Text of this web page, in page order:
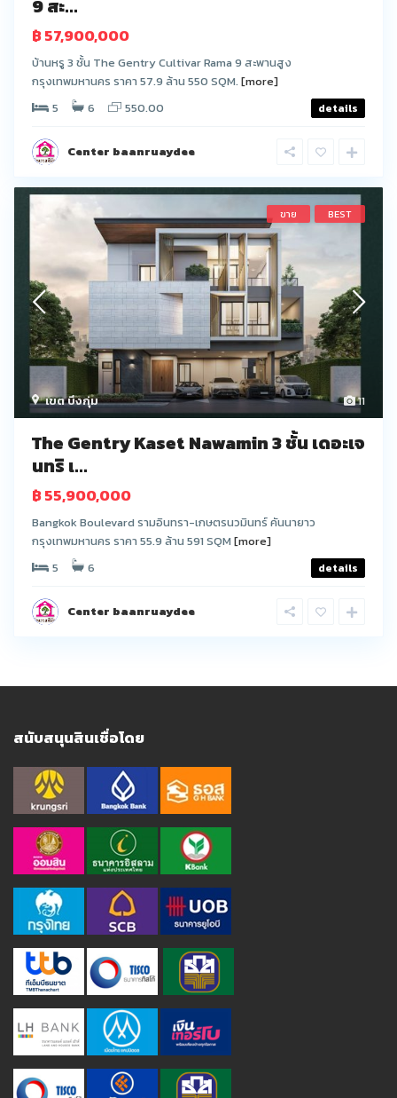
9 สะ...
฿ 57,900,000
บ้านหรู 3 ชั้น The Gentry Cultivar Rama 9 สะพานสูง
กรุงเทพมหานคร ราคา 57.9 ล้าน 550 SQM. [more]
5
6 550.00 details
Center baanruaydee
11
เขต บึงกุ่ม
ขาย BEST
The Gentry Kaset Nawamin 3 ชั้น เดอะเจ
นทริ เ...
฿ 55,900,000
Bangkok Boulevard รามอินทรา-เกษตรนวมินทร์ คันนายาว
กรุงเทพมหานคร ราคา 55.9 ล้าน 591 SQM [more]
5
6 details
Center baanruaydee
สนับสนุนสินเชื่อโดย